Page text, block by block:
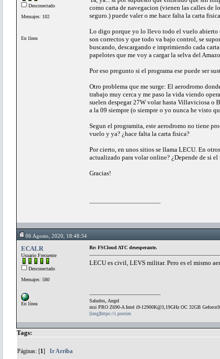
Desconectado
Mensajes: 102
En línea
como carta de navegacion (vienen las calles de
seguro.) puede valer o me hace falta la carta
Lo digo porque yo lo llevo todo el vuelo abierto
son correctos y que todo va bajo control, se
buscando, descargando e imprimiendo cada
papelotes que me voy a cargar la selva del
Por eso pregunto si el programa ese puede ser
Otro problema que me surge: El aerodromo
trabajo muy cerca y me paso la vida viendo
suelen despegar 27W volar hasta Villaviciosa o
a la 09 siempre (o siempre o yo nunca he visto
Segun el programita, este aerodromo no tiene
vuelo y ya? ¿hace falta la carta fisica?
Por cierto, en unos sitios se llama LECU. En
actualizado para volar online? ¿Depende de si
Gracias!
06 Agosto, 2020, 18:48:34
ECALR
Usuario Frecuente
Desconectado
Mensajes: 580
En línea
Re: FSCloud ATC desesperante.
LECU es civil, LEVS militar. Pero es el mismo
Saludos, Angel
msi PRO Z690-A Intel i9-12900K@3,19GHz OC 32GB
[img]https://i.postim
Tags:
Páginas: [1] Ir Arriba